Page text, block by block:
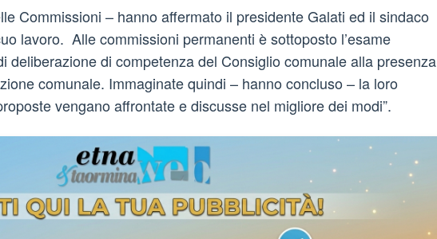
Commissioni – hanno affermato il presidente Galati ed il sindaco
lavoro. Alle commissioni permanenti è sottoposto l’esame
deliberazione di competenza del Consiglio comunale alla presenza
comunale. Immaginate quindi – hanno concluso – la loro
vengano affrontate e discusse nel migliore dei modi”.